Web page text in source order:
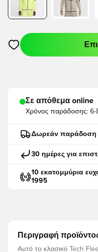
Ανοίγει ένα Modal για να
Σε απόθεμα online
Χρόνος παράδοσης: 6-
Δωρεάν παράδοση
30 ημέρες για
10 εκατομμύρια
1995
Περιγραφή
Αυτό το κλασικό Tech